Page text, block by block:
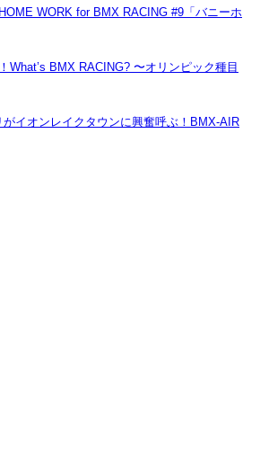
WORK for BMX RACING #9「バニーホ
What’s BMX RACING? 〜オリンピック種目
がイオンレイクタウンに興奮呼ぶ！BMX-AIR